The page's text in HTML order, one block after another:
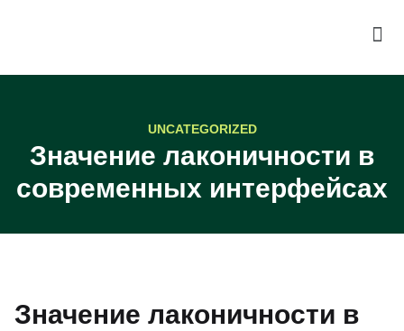
UNCATEGORIZED
Значение лаконичности в
современных интерфейсах
Значение лаконичности в